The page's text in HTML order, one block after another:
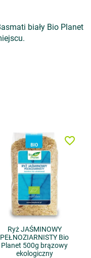
biały Bio Planet
Ryż JAŚMINOWY
PEŁNOZIARNISTY Bio
Planet 500g brązowy
ekologiczny
favorite_border